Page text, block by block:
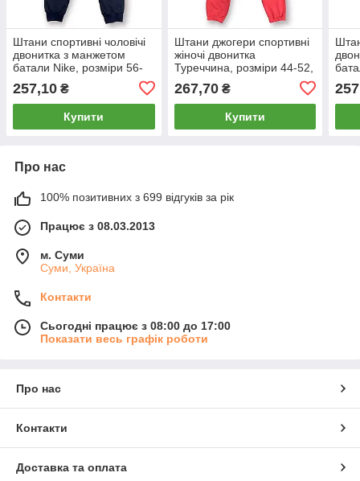
Штани спортивні чоловічі
двонитка з манжетом
батали Nike, розміри 56-
257,10 ₴
Купити
Штани джогери спортивні
жіночі двонитка
Туреччина, розміри 44-52,
267,70₴
Купити
Про нас
100% позитивних з 699 відгуків за рік
Працює з 08.03.2013
м. Суми
Суми, Україна
Контакти
Сьогодні працює з 08:00 до 17:00
Показати весь графік роботи
Про нас
Контакти
Доставка та оплата